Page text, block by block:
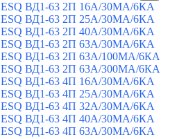
ESQ ВД1-63 2П 16А/30МА/6КА
ESQ ВД1-63 2П 25А/30МА/6КА
ESQ ВД1-63 2П 40А/30МА/6КА
ESQ ВД1-63 2П 63А/30МА/6КА
ESQ ВД1-63 2П 63А/100МА/6КА
ESQ ВД1-63 2П 63А/300МА/6КА
ESQ ВД1-63 4П 16А/30МА/6КА
ESQ ВД1-63 4П 25А/30МА/6КА
ESQ ВД1-63 4П 32А/30МА/6КА
ESQ ВД1-63 4П 40А/30МА/6КА
ESQ ВД1-63 4П 63А/30МА/6КА